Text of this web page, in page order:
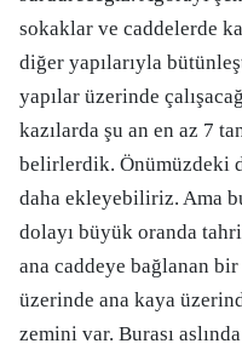
sokaklar ve caddelerde
diğer yapılarıyla
yapılar üzerinde
kazılarda şu an en az 7
belirlerdik. Önümüzdeki
daha ekleyebiliriz. Ama
dolayı büyük oranda
ana caddeye bağlanan
üzerinde ana kaya
zemini var. Burası